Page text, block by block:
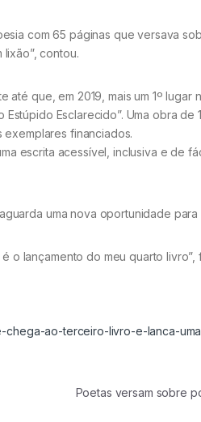
com 65 páginas que versava
lixão”, contou.
que, em 2019, mais um 1º lugar
Esclarecido”. Uma obra de
financiados.
escrita acessível, inclusiva e de
uma nova oportunidade para
o lançamento do meu quarto livro”,
chega-ao-terceiro-livro-e-lanca-
Poetas versam sobre